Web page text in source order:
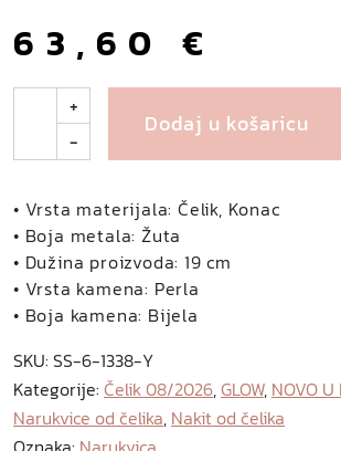
63,60€
t
o
n
n
a
r
k
v
i
c
+
-
Dodaj u košaricu
• Vrsta materijala: Čelik, Konac
• Boja metala: Žuta
• Dužina proizvoda: 19 cm
• Vrsta kamena: Perla
• Boja kamena: Bijela
SKU: SS-6-1338-Y
Kategorije: Čelik 08/2026,GLOW, NOVO
Narukvice od čelika, Nakit od čelika